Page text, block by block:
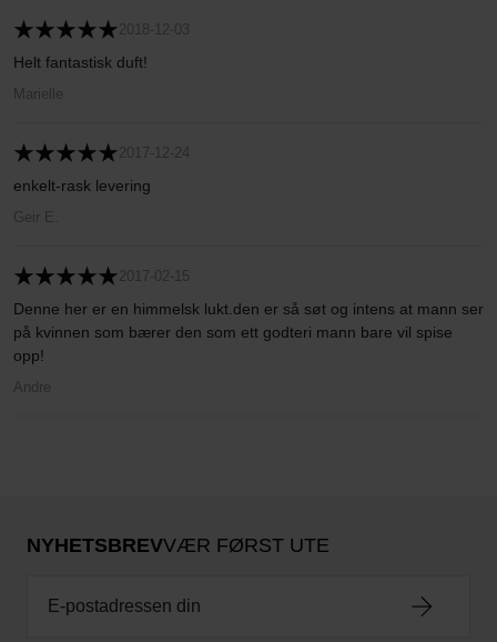
2018-12-03
Helt fantastisk duft!
Marielle
2017-12-24
enkelt-rask levering
Geir E.
2017-02-15
Denne her er en himmelsk lukt.den er så søt og intens at mann ser
på kvinnen som bærer den som ett godteri mann bare vil spise
opp!
Andre
NYHETSBREVVÆR FØRST UTE